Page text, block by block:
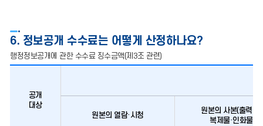
6. 정보공개 수수료는 어떻게 산정하나요?
행정정보공개에 관한 수수료 징수금액(제3조 관련)
공개
대상
원본의 열람·시청
원본의 사본(출력물)
복제물·인화물